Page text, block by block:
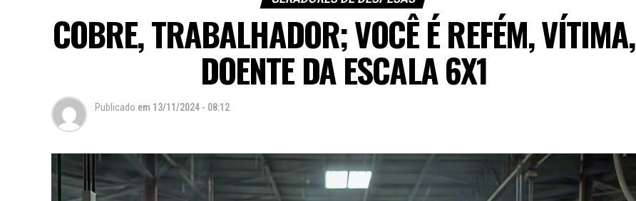
COBRE, TRABALHADOR; VOCÊ É REFÉM, VÍTIMA,
DOENTE DA ESCALA 6X1
Publicado em 13/11/2024 - 08:12